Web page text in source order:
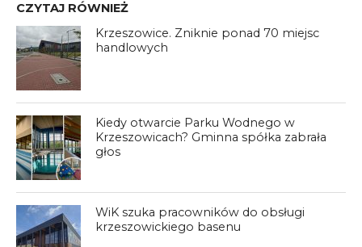
CZYTAJ RÓWNIEŻ
Krzeszowice. Zniknie ponad 70 miejsc
handlowych
Kiedy otwarcie Parku Wodnego w
Krzeszowicach? Gminna spółka zabrała
głos
WiK szuka pracowników do obsługi
krzeszowickiego basenu